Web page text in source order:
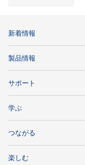
新着情報
製品情報
サポート
学ぶ
つながる
楽しむ